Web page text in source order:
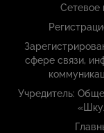
Сетевое
сфере связи,
Учредитель: